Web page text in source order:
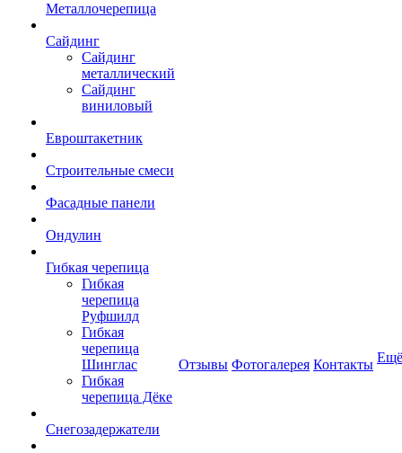
Металлочерепица
Сайдинг
Сайдинг
металлический
Сайдинг
виниловый
Евроштакетник
Строительные смеси
Фасадные панели
Ондулин
Гибкая черепица
Гибкая
черепица
Руфшилд
Гибкая
черепица
Шинглас
Гибкая
черепица Дёке
Снегозадержатели
Отзывы Фотогалерея Контакты Ещё